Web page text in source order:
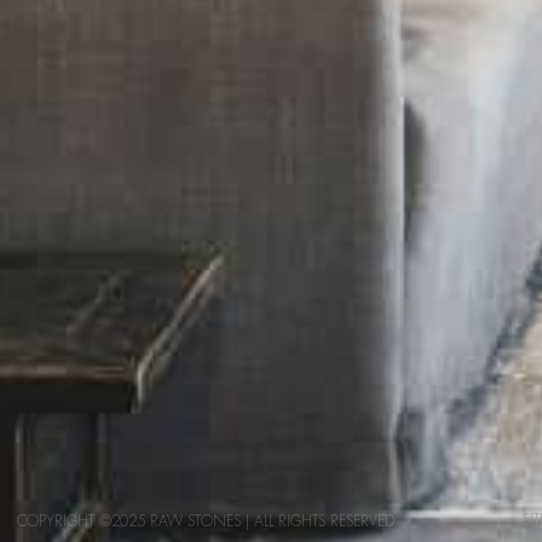
COPYRIGHT ©2025 RAW STONES | ALL RIGHTS RESERVED